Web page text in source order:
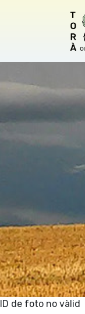
ID de foto no vàlid